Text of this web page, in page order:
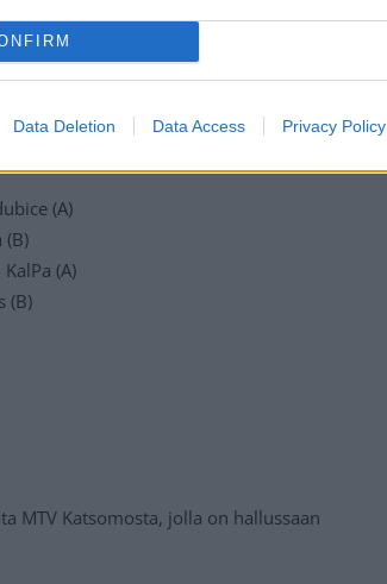
Data Deletion Data Access Privacy Policy
(A)
(B)
(A)
(B)
MTV Katsomosta, jolla on hallussaan